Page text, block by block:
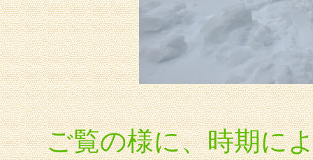
ご覧の様に、時期に